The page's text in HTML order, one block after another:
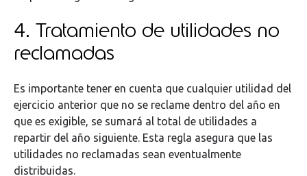
4. Tratamiento de utilidades no
reclamadas
Es importante tener en cuenta que cualquier utilidad del
ejercicio anterior que no se reclame dentro del año en
que es exigible, se sumará al total de utilidades a
repartir del año siguiente. Esta regla asegura que las
utilidades no reclamadas sean eventualmente
distribuidas.